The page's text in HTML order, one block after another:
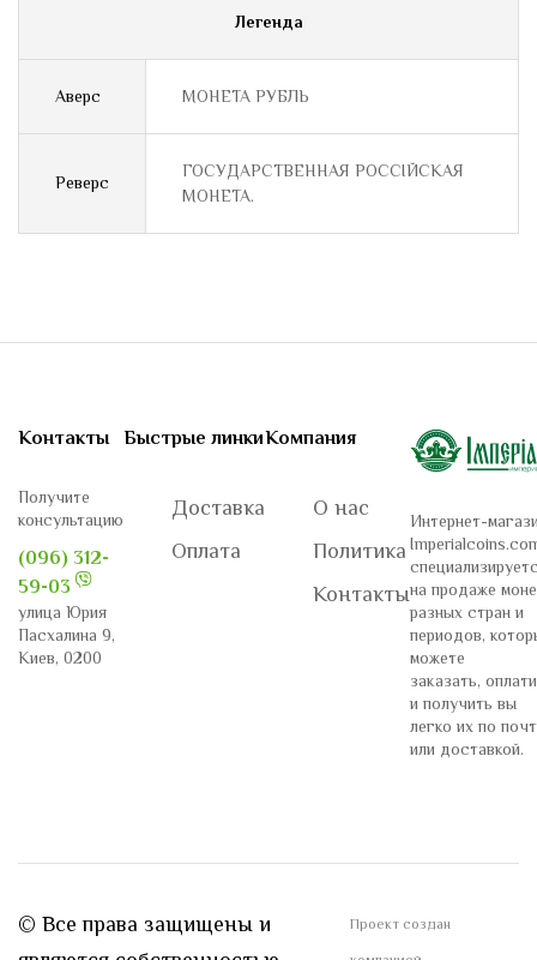
Легенда
Аверс МОНЕТА РУБЛЬ
Реверс
ГОСУДАРСТВЕННАЯ РОССIЙСКАЯ
МОНЕТА.
Контакты
Получите
консультацию
(096) 312-
59-03
улица Юрия
Пасхалина 9,
Киев, 0200
Быстрые линки
Доставка
Оплата
Компания
О нас
Политика
Контакты
Интернет-
на продаже
разных стран и
периодов,
можете
заказать,
и получить вы
легко их по
или доставкой.
© Все права защищены и
Проект создан